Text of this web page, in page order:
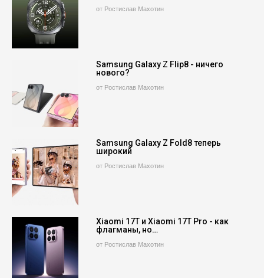
от Ростислав Махотин
Samsung Galaxy Z Flip8 - ничего
нового?
от Ростислав Махотин
Samsung Galaxy Z Fold8 теперь
широкий
от Ростислав Махотин
Xiaomi 17T и Xiaomi 17T Pro - как
флагманы, но…
от Ростислав Махотин